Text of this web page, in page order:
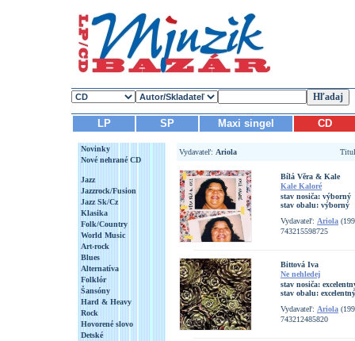
LP SP Maxi singel CD
Novinky
Nové nehrané CD
Jazz
Jazzrock/Fusion
Jazz Sk/Cz
Klasika
Folk/Country
World Music
Art-rock
Blues
Alternatíva
Folklór
Šansóny
Hard & Heavy
Rock
Hovorené slovo
Detské
Vydavateľ: Ariola
Bílá Věra & Kale
Kale Kaloré
stav nosiča: výborný
stav obalu: výborný
Vydavateľ: Ariola
743215598725
Bittová Iva
Ne nehledej
stav nosiča:
stav obalu: excelentný
Vydavateľ: Ariola
743212485820